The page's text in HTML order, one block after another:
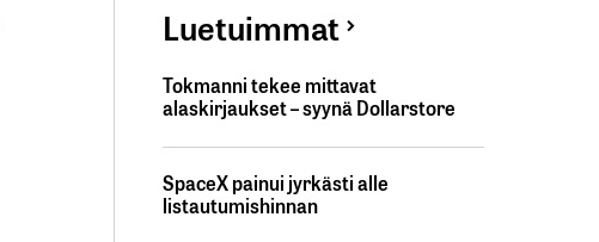
Luetuimmat
Tokmanni tekee mittavat
alaskirjaukset – syynä Dollarstore
SpaceX painui jyrkästi alle
listautumishinnan